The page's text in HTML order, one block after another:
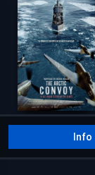
Info